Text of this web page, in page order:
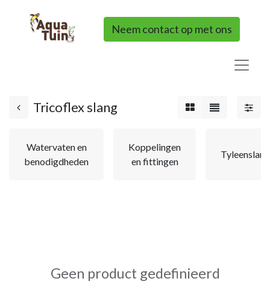
Neem contact op met ons
Tricoflex slang
Watervaten en
benodigdheden
Koppelingen
en fittingen
Tyleenslang
Geen product gedefinieerd